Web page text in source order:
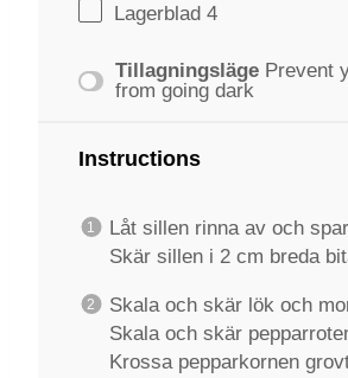
Lagerblad 4
Tillagningsläge Prevent
from going dark
Instructions
Låt sillen rinna av och
Skär sillen i 2 cm breda
Skala och skär lök och
Skala och skär
Krossa pepparkornen